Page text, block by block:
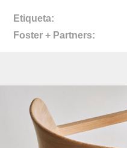
Etiqueta
Foster + Partners